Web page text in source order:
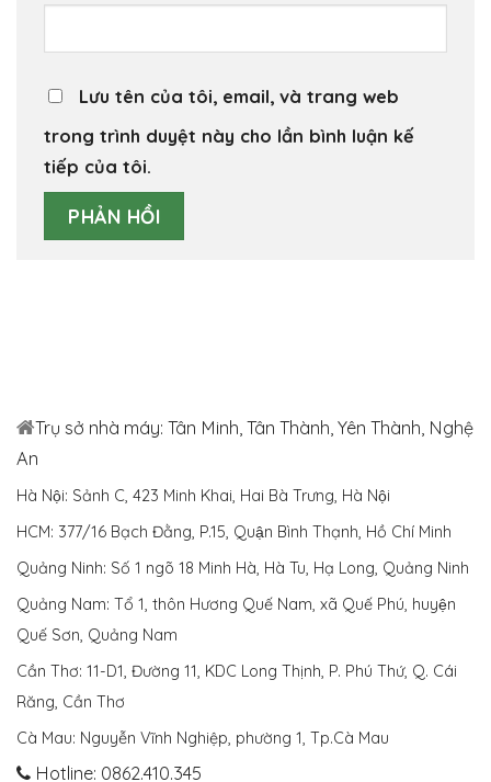
Lưu tên của tôi, email, và trang web
trong trình duyệt này cho lần bình luận kế
tiếp của tôi.
Trụ sở nhà máy: Tân Minh, Tân Thành, Yên Thành, Nghệ
An
Hà Nội: Sảnh C, 423 Minh Khai, Hai Bà Trưng, Hà Nội
HCM: 377/16 Bạch Đằng, P.15, Quận Bình Thạnh, Hồ Chí Minh
Quảng Ninh: Số 1 ngõ 18 Minh Hà, Hà Tu, Hạ Long, Quảng Ninh
Quảng Nam: Tổ 1, thôn Hương Quế Nam, xã Quế Phú, huyện
Quế Sơn, Quảng Nam
Cần Thơ: 11-D1, Đường 11, KDC Long Thịnh, P. Phú Thứ, Q. Cái
Răng, Cần Thơ
Cà Mau: Nguyễn Vĩnh Nghiệp, phường 1, Tp.Cà Mau
Hotline: 0862.410.345